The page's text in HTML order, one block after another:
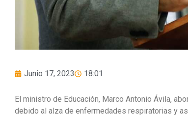
Junio 17, 2023 18:01
El ministro de Educación, Marco Antonio Ávila,
debido al alza de enfermedades respiratorias y